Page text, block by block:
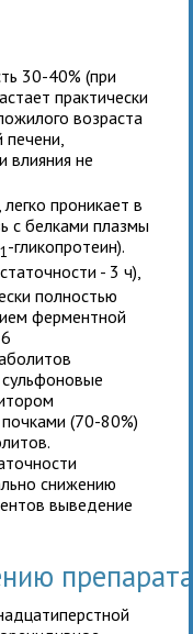
30-40% (при
практически
возраста
печени,
влияния не
проникает в
с белками плазмы
1-гликопротеин).
- 3 ч),
полностью
ферментной
(70-80%)
снижению
выведение